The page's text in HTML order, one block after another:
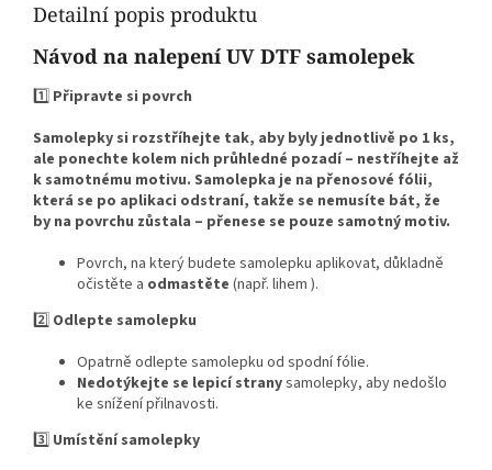
Detailní popis produktu
Návod na nalepení UV DTF samolepek
1️⃣ Připravte si povrch
Samolepky si rozstříhejte tak, aby byly jednotlivě po 1 ks,
ale ponechte kolem nich průhledné pozadí – nestříhejte až
k samotnému motivu. Samolepka je na přenosové fólii,
která se po aplikaci odstraní, takže se nemusíte bát, že
by na povrchu zůstala – přenese se pouze samotný motiv.
Povrch, na který budete samolepku aplikovat, důkladně
očistěte a odmastěte (např. lihem ).
2️⃣ Odlepte samolepku
Opatrně odlepte samolepku od spodní fólie.
Nedotýkejte se lepicí stranysamolepky, aby nedošlo
ke snížení přilnavosti.
3️⃣ Umístění samolepky